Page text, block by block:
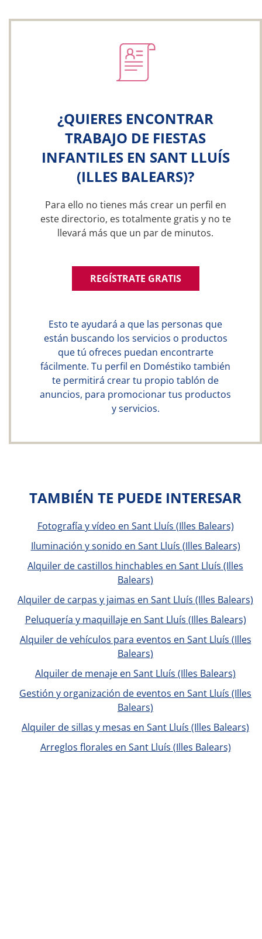
¿QUIERES ENCONTRAR
TRABAJO DE FIESTAS
INFANTILES EN SANT LLUÍS
(ILLES BALEARS)?
Para ello no tienes más crear un perfil en
este directorio, es totalmente gratis y no te
llevará más que un par de minutos.
REGÍSTRATE GRATIS
Esto te ayudará a que las personas que
están buscando los servicios o productos
que tú ofreces puedan encontrarte
fácilmente. Tu perfil en Doméstiko también
te permitirá crear tu propio tablón de
anuncios, para promocionar tus productos
y servicios.
TAMBIÉN TE PUEDE INTERESAR
Fotografía y vídeo en Sant Lluís (Illes Balears)
Iluminación y sonido en Sant Lluís (Illes Balears)
Alquiler de castillos hinchables en Sant Lluís (Illes
Balears)
Alquiler de carpas y jaimas en Sant Lluís (Illes Balears)
Peluquería y maquillaje en Sant Lluís (Illes Balears)
Alquiler de vehículos para eventos en Sant Lluís (Illes
Balears)
Alquiler de menaje en Sant Lluís (Illes Balears)
Gestión y organización de eventos en Sant Lluís (Illes
Balears)
Alquiler de sillas y mesas en Sant Lluís (Illes Balears)
Arreglos florales en Sant Lluís (Illes Balears)